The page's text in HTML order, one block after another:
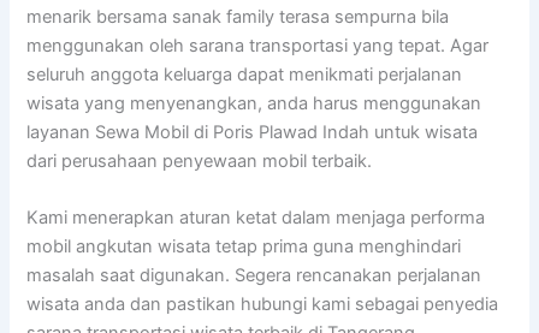
menarik bersama sanak family terasa sempurna bila
menggunakan oleh sarana transportasi yang tepat. Agar
seluruh anggota keluarga dapat menikmati perjalanan
wisata yang menyenangkan, anda harus menggunakan
layanan Sewa Mobil di Poris Plawad Indah untuk wisata
dari perusahaan penyewaan mobil terbaik.
Kami menerapkan aturan ketat dalam menjaga performa
mobil angkutan wisata tetap prima guna menghindari
masalah saat digunakan. Segera rencanakan perjalanan
wisata anda dan pastikan hubungi kami sebagai penyedia